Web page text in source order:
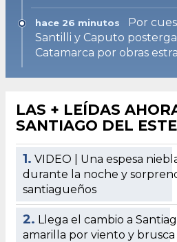
hace 26 minutos
Por
Santilli y Caputo
Catamarca por obras
LAS + LEÍDAS
SANTIAGO DEL
1. VIDEO | Una espesa
durante la noche y
santiagueños
2. Llega el cambio a
amarilla por viento y brusca